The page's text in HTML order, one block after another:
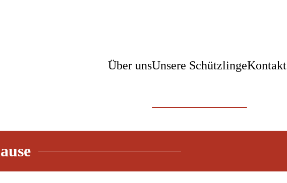
Über unsUnsere SchützlingeKontakt